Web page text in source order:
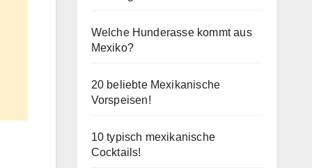
Welche Hunderasse kommt aus
Mexiko?
20 beliebte Mexikanische
Vorspeisen!
10 typisch mexikanische
Cocktails!